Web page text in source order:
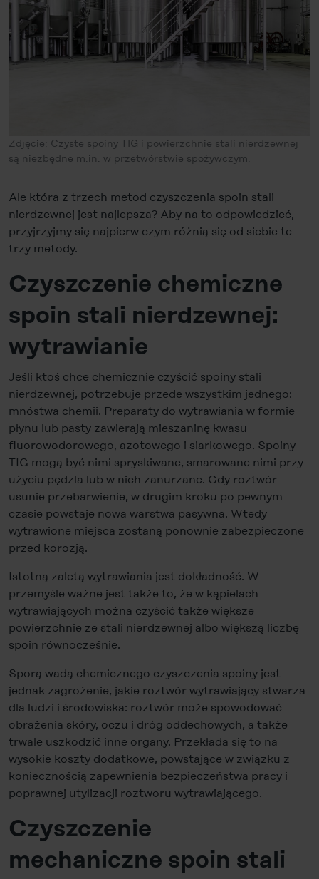
Zdjęcie: Czyste spoiny TIG i powierzchnie stali nierdzewnej
są niezbędne m.in. w przetwórstwie spożywczym.
Ale która z trzech metod czyszczenia spoin stali
nierdzewnej jest najlepsza? Aby na to odpowiedzieć,
przyjrzyjmy się najpierw czym różnią się od siebie te
trzy metody.
Czyszczenie chemiczne
spoin stali nierdzewnej:
wytrawianie
Jeśli ktoś chce chemicznie czyścić spoiny stali
nierdzewnej, potrzebuje przede wszystkim jednego:
mnóstwa chemii. Preparaty do wytrawiania w formie
płynu lub pasty zawierają mieszaninę kwasu
fluorowodorowego, azotowego i siarkowego. Spoiny
TIG mogą być nimi spryskiwane, smarowane nimi przy
użyciu pędzla lub w nich zanurzane. Gdy roztwór
usunie przebarwienie, w drugim kroku po pewnym
czasie powstaje nowa warstwa pasywna. Wtedy
wytrawione miejsca zostaną ponownie zabezpieczone
przed korozją.
Istotną zaletą wytrawiania jest dokładność. W
przemyśle ważne jest także to, że w kąpielach
wytrawiających można czyścić także większe
powierzchnie ze stali nierdzewnej albo większą liczbę
spoin równocześnie.
Sporą wadą chemicznego czyszczenia spoiny jest
jednak zagrożenie, jakie roztwór wytrawiający stwarza
dla ludzi i środowiska: roztwór może spowodować
obrażenia skóry, oczu i dróg oddechowych, a także
trwale uszkodzić inne organy. Przekłada się to na
wysokie koszty dodatkowe, powstające w związku z
koniecznością zapewnienia bezpieczeństwa pracy i
poprawnej utylizacji roztworu wytrawiającego.
Czyszczenie
mechaniczne spoin stali